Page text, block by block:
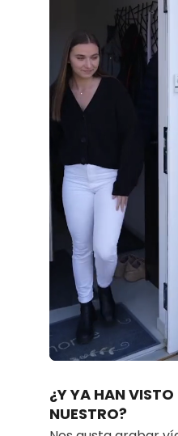
Unmute
¿Y YA HAN VISTO
NUESTRO?